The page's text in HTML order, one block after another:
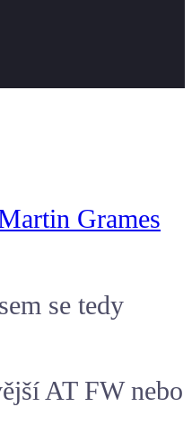
Grames
se tedy
AT FW nebo